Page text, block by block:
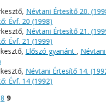
Névtani Értesítő 20.
Évf. 20 (1998)
Névtani Értesítő 21.
Évf. 21 (1999)
Előszó gyanánt ,
Névtani Értesítő 14.
Évf. 14 (1992)
8 9